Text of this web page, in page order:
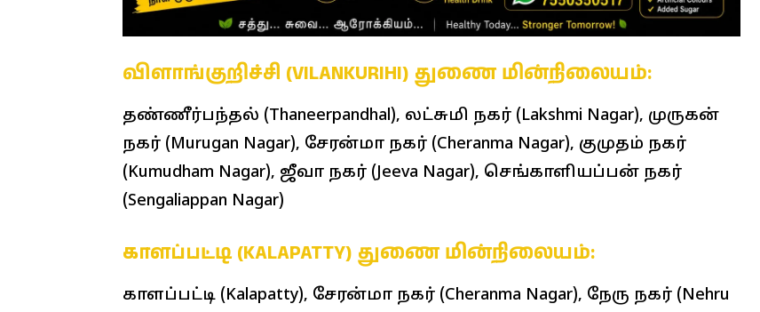
விளாங்குறிச்சி (VILANKURIHI) துணை மின்நிலையம்:
தண்ணீர்பந்தல் (Thaneerpandhal), லட்சுமி நகர் (Lakshmi Nagar), முருகன்
நகர் (Murugan Nagar), சேரன்மா நகர் (Cheranma Nagar), குமுதம் நகர்
(Kumudham Nagar), ஜீவா நகர் (Jeeva Nagar), செங்காளியப்பன் நகர்
(Sengaliappan Nagar)
காளப்பட்டி (KALAPATTY) துணை மின்நிலையம்:
காளப்பட்டி (Kalapatty), சேரன்மா நகர் (Cheranma Nagar), நேரு நகர் (Nehru